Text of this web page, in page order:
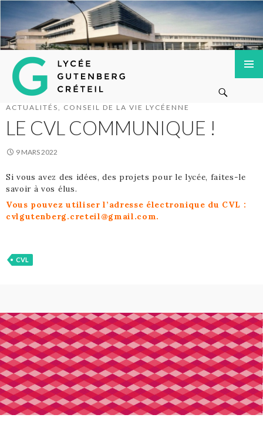
Lycée Gutenberg de Créteil
Recherche
ALLER
AU
CONTENU
PRINCIPAL
ACTUALITÉS, CONSEIL DE LA VIE LYCÉENNE
LE CVL COMMUNIQUE !
9 MARS 2022
Si vous avez des idées, des projets pour le lycée, faites-le
savoir à vos élus.
Vous pouvez utiliser l’adresse électronique du CVL :
cvlgutenberg.creteil@gmail.com.
CVL